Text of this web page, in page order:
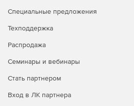
Специальные предложения
Техподдержка
Распродажа
Семинары и вебинары
Стать партнером
Вход в ЛК партнера